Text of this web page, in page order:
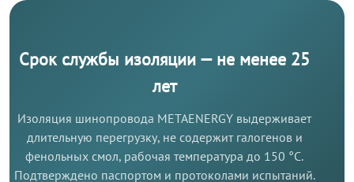
Срок службы изоляции — не менее 25
лет
Изоляция шинопровода METAENERGY выдерживает
длительную перегрузку, не содержит галогенов и
фенольных смол, рабочая температура до 150 °C.
Подтверждено паспортом и протоколами испытаний.